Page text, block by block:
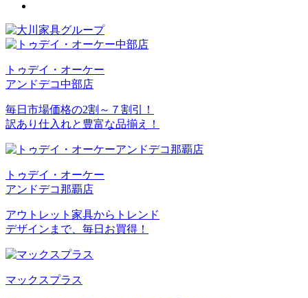
トゥデイ・オーケー
アンドデコ中部店
毎日市場価格の2割～７割引！
訳あり仕入れと豊富な品揃え！
トゥデイ・オーケー
アンドデコ那覇店
アウトレット家具からトレンド
デザインまで、毎日お買得！
マックスプラス